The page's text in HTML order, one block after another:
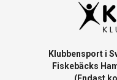
Klubbensport i
Fiskebäcks
(Endast